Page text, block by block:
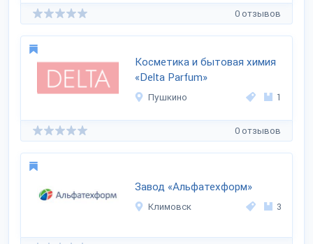
0 отзывов
Косметика и бытовая химия
«Delta Parfum»
Пушкино 1
0 отзывов
Завод «Альфатехформ»
Климовск 3